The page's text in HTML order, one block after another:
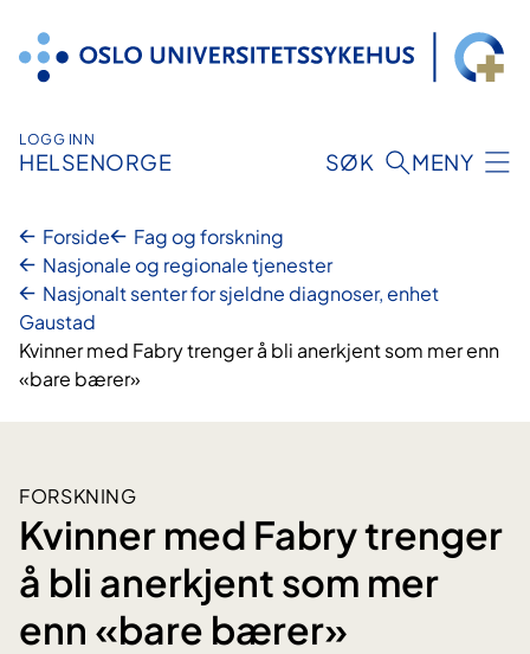
innhold
LOGG INN
HELSENORGE SØK MENY
Forside
Fag og forskning
Nasjonale og regionale tjenester
Nasjonalt senter for sjeldne diagnoser, enhet
Gaustad
Kvinner med Fabry trenger å bli anerkjent som mer enn
«bare bærer»
FORSKNING
Kvinner med Fabry trenger
å bli anerkjent som mer
enn «bare bærer»